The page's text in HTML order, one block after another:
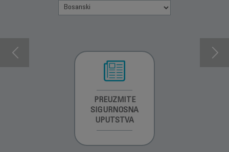
PREUZMITE
SIGURNOSNA
UPUTSTVA